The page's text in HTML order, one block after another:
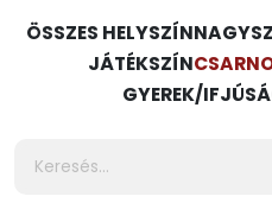
ÖSSZES HELYSZÍN
JÁTÉKSZÍN
GYEREK/